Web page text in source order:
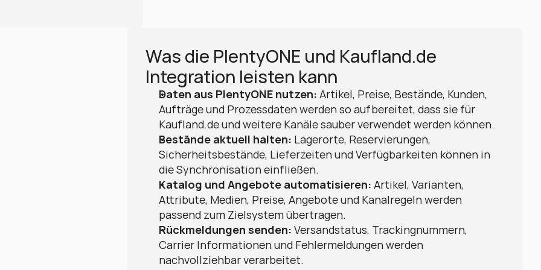
Was die PlentyONE und Kaufland.de
Integration leisten kann
Daten aus PlentyONE nutzen: Artikel, Preise, Bestände, Kunden,
Aufträge und Prozessdaten werden so aufbereitet, dass sie für
Kaufland.de und weitere Kanäle sauber verwendet werden können.
Bestände aktuell halten: Lagerorte, Reservierungen,
Sicherheitsbestände, Lieferzeiten und Verfügbarkeiten können in
die Synchronisation einfließen.
Katalog und Angebote automatisieren: Artikel, Varianten,
Attribute, Medien, Preise, Angebote und Kanalregeln werden
passend zum Zielsystem übertragen.
Rückmeldungen senden: Versandstatus, Trackingnummern,
Carrier Informationen und Fehlermeldungen werden
nachvollziehbar verarbeitet.